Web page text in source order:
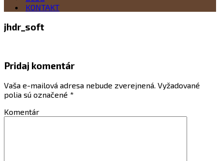
KONTAKT
jhdr_soft
Pridaj komentár
Vaša e-mailová adresa nebude zverejnená. Vyžadované
polia sú označené *
Komentár